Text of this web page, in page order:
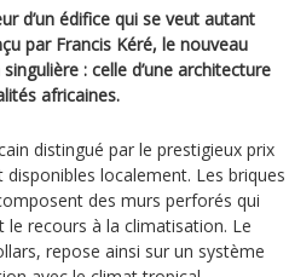
d’un édifice qui se veut autant
par Francis Kéré, le nouveau
: celle d’une architecture
africaines.
distingué par le prestigieux prix
localement. Les briques
des murs perforés qui
recours à la climatisation. Le
repose ainsi sur un système